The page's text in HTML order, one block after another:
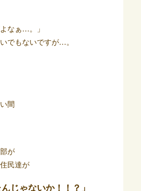
なぁ…。」
でもないですが…。
間
が
民達が
じゃないか！！？」